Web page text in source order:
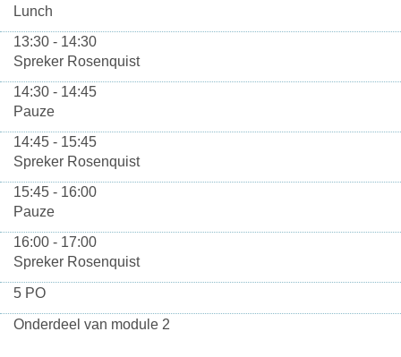
Lunch
13:30 - 14:30
Spreker Rosenquist
14:30 - 14:45
Pauze
14:45 - 15:45
Spreker Rosenquist
15:45 - 16:00
Pauze
16:00 - 17:00
Spreker Rosenquist
5 PO
Onderdeel van module 2